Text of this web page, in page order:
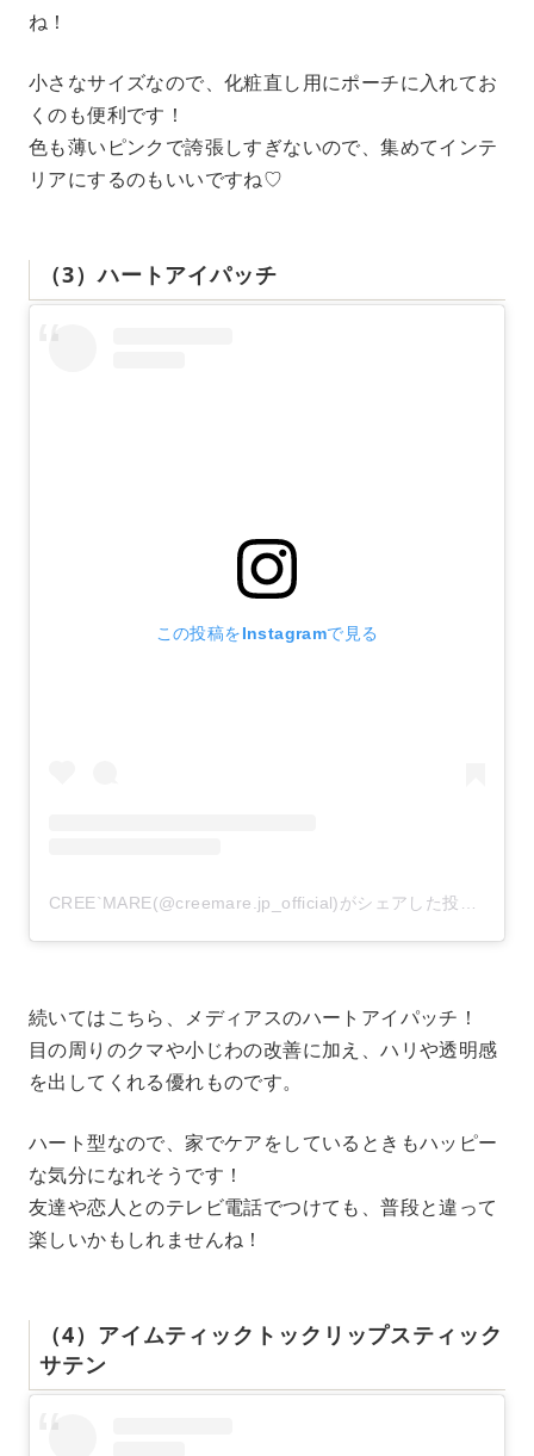
ね！
小さなサイズなので、化粧直し用にポーチに入れてお
くのも便利です！
色も薄いピンクで誇張しすぎないので、集めてインテ
リアにするのもいいですね♡
（3）ハートアイパッチ
この投稿をInstagramで見る
続いてはこちら、メディアスのハートアイパッチ！
目の周りのクマや小じわの改善に加え、ハリや透明感
を出してくれる優れものです。
ハート型なので、家でケアをしているときもハッピー
な気分になれそうです！
友達や恋人とのテレビ電話でつけても、普段と違って
楽しいかもしれませんね！
（4）アイムティックトックリップスティック
サテン